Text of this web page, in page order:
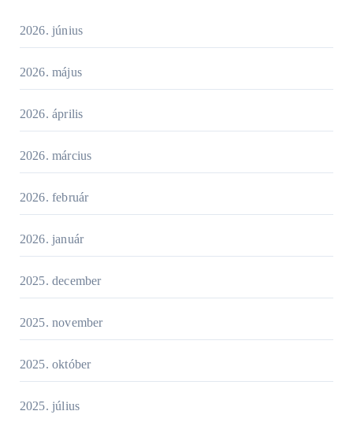
2026. június
2026. május
2026. április
2026. március
2026. február
2026. január
2025. december
2025. november
2025. október
2025. július